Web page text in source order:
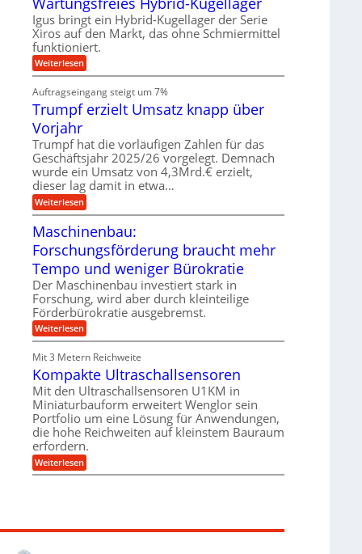
e
n
a
s
c
h
i
n
e
b
a
u
k
r
e
i
s
l
a
f
l
s
c
h
i
e
n
e
r
u
n
g
e
n
B
S
C
L
e
i
t
e
r
e
n
w
i
c
k
e
l
t
Igus bringt ein Hybrid-Kugellager der Serie
Xiros auf den Markt, das ohne Schmiermittel
funktioniert.
Weiterlesen:
W
r
u
g
s
f
r
e
i
e
H
b
r
i
d
-
K
u
g
e
l
a
g
e
r
Auftragseingang steigt um 7%
Trumpf erzielt Umsatz knapp über
Vorjahr
Trumpf hat die vorläufigen Zahlen für das
Geschäftsjahr 2025/26 vorgelegt. Demnach
wurde ein Umsatz von 4,3Mrd.€ erzielt,
dieser lag damit in etwa…
Weiterlesen:
T
u
m
p
f
e
r
z
i
e
l
U
m
s
a
t
z
k
n
a
p
p
V
Maschinenbau:
Forschungsförderung braucht mehr
Tempo und weniger Bürokratie
Der Maschinenbau investiert stark in
Forschung, wird aber durch kleinteilige
Förderbürokratie ausgebremst.
Weiterlesen:
M
s
c
h
i
n
e
n
b
a
u
:
c
Mit 3 Metern Reichweite
Kompakte Ultraschallsensoren
Mit den Ultraschallsensoren U1KM in
Miniaturbauform erweitert Wenglor sein
Portfolio um eine Lösung für Anwendungen,
die hohe Reichweiten auf kleinstem Bauraum
erfordern.
Weiterlesen:
K
k